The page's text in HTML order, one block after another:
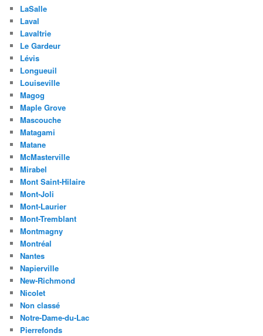
LaSalle
Laval
Lavaltrie
Le Gardeur
Lévis
Longueuil
Louiseville
Magog
Maple Grove
Mascouche
Matagami
Matane
McMasterville
Mirabel
Mont Saint-Hilaire
Mont-Joli
Mont-Laurier
Mont-Tremblant
Montmagny
Montréal
Nantes
Napierville
New-Richmond
Nicolet
Non classé
Notre-Dame-du-Lac
Pierrefonds